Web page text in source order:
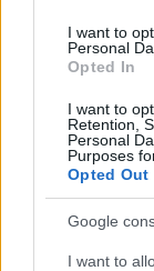
I want to
Personal
Opted In
I want to
Retention,
Personal
Purposes
Opted Out
Google
I want to